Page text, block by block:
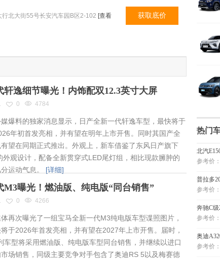
北大街55号长安汽车园B区2-102 [查看
获取底价
轩逸细节曝光！内饰配双12.3英寸大屏
0 4784
爆料的独家消息显示，日产全新一代轩逸车型，最快将于
年初首发亮相，并有望在明年上市开售。同时其国产全
望在同期正式推出。外观上，新车借鉴了东风日产旗下
外观设计，配备全新贯穿式LED尾灯组，相比现款臃肿的
运动气息。 [详细]
M3曝光！燃油版、纯电版“同台销售”
0 4266
再次曝光了一组宝马全新一代M3纯电版车型谍照图片，
于2026年首发亮相，并有望在2027年上市开售。届时，
车型将采用燃油版、纯电版车型同台销售，并继续以进口
场销售，同级主要竞争对手包含了奥迪RS 5以及梅赛德
热门
北汽
参考价：
普拉多
参考价：
奔驰C级
参考价：
奥迪
参考价：